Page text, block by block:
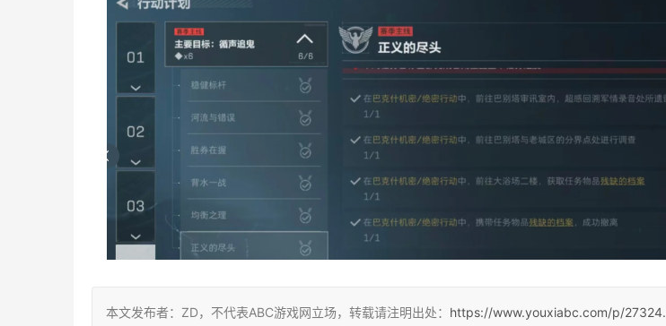
本文发布者：ZD，不代表ABC游戏网立场，转载请注明出处： https://www.youxiabc.com/p/